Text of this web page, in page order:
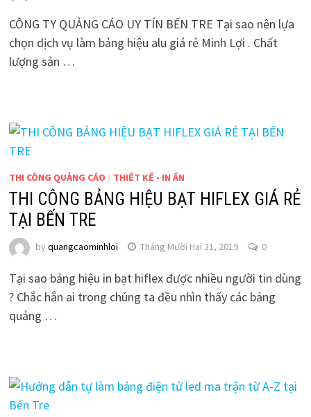
CÔNG TY QUẢNG CÁO UY TÍN BẾN TRE Tại sao nên lựa
chọn dịch vụ làm bảng hiệu alu giá rẻ Minh Lợi . Chất
lượng sản …
THI CÔNG QUẢNG CÁO / THIẾT KẾ - IN ẤN
THI CÔNG BẢNG HIỆU BẠT HIFLEX GIÁ RẺ
TẠI BẾN TRE
by quangcaominhloi Tháng Mười Hai 31, 2019 0
Tại sao bảng hiệu in bạt hiflex được nhiều người tin dùng
? Chắc hẳn ai trong chúng ta đều nhìn thấy các bảng
quảng …